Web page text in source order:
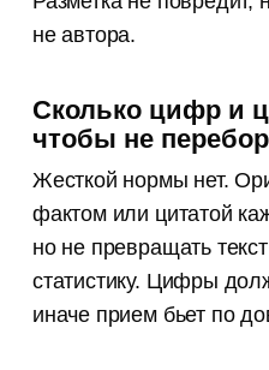
не автора.
Сколько цифр и
чтобы не
Жесткой нормы нет.
фактом или цитатой
но не превращать
статистику. Цифры
иначе прием бьет по